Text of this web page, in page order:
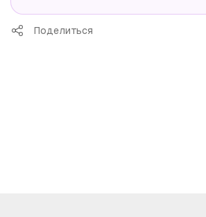
Поделиться